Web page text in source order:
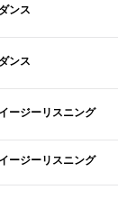
ダンス
ダンス
イージーリスニング
イージーリスニング